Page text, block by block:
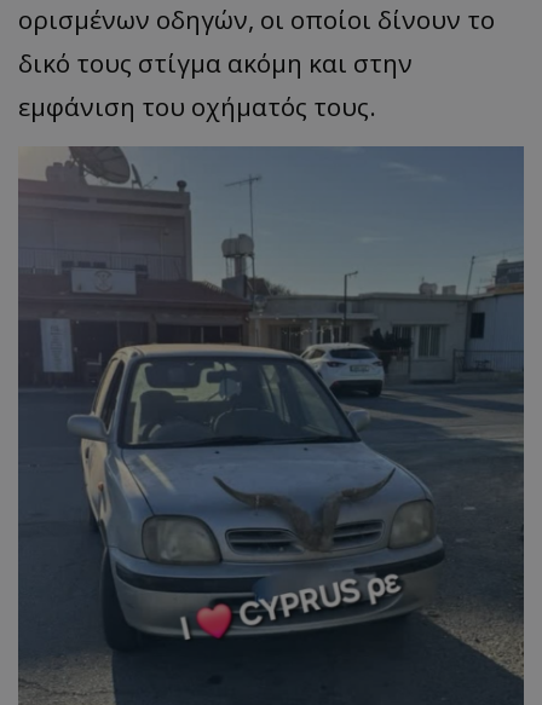
ορισμένων οδηγών, οι οποίοι δίνουν το
δικό τους στίγμα ακόμη και στην
εμφάνιση του οχήματός τους.